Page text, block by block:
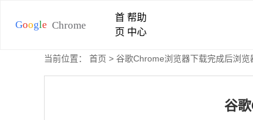
首
页
帮助
中心
当前位置： 首页 > 谷歌Chrome浏览器下载完成后浏
谷